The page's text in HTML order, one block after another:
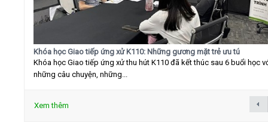
Khóa học Giao tiếp ứng xử K110: Những gương mặt trẻ ưu tú
Khóa học Giao tiếp ứng xử thu hút K110 đã kết thúc sau 6 buổi học
những câu chuyện, những...
Xem thêm